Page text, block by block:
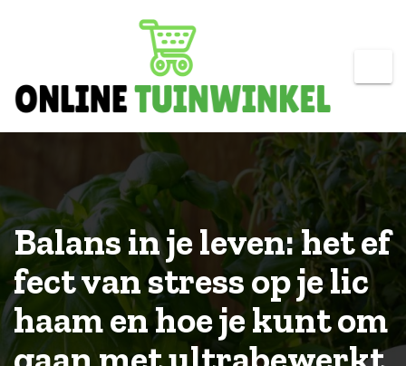
Balans in je leven: het ef
fect van stress op je lic
haam en hoe je kunt om